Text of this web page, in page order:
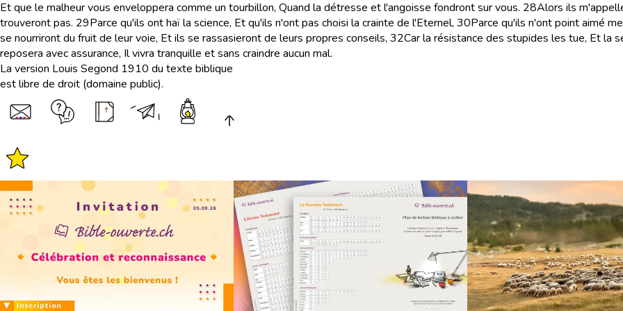
Et que le malheur vous enveloppera comme un tourbillon, Quand la détresse et l'angoisse fondront sur vous. 28Alors ils
trouveront pas. 29Parce qu'ils ont haï la science, Et qu'ils n'ont pas choisi la crainte de l'Eternel, 30Parce qu'ils n'ont point aimé
se nourriront du fruit de leur voie, Et ils se rassasieront de leurs propres conseils, 32Car la résistance des stupides les tue, Et la
reposera avec assurance, Il vivra tranquille et sans craindre aucun mal.
La version Louis Segond 1910 du texte biblique
est libre de droit (domaine public).